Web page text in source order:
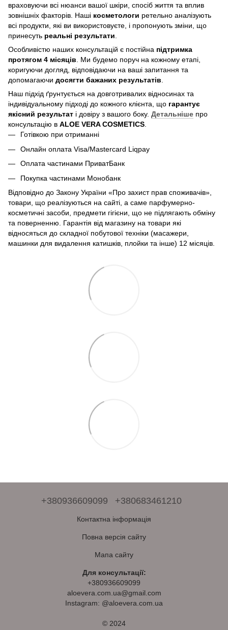
враховуючи всі нюанси вашої шкіри, спосіб життя та вплив
зовнішніх факторів. Наші косметологи ретельно аналізують
всі продукти, які ви використовуєте, і пропонують зміни, що
принесуть реальні результати.
Особливістю наших консультацій є постійна підтримка
протягом 4 місяців. Ми будемо поруч на кожному етапі,
коригуючи догляд, відповідаючи на ваші запитання та
допомагаючи досягти бажаних результатів.
Наш підхід ґрунтується на довготривалих відносинах та
індивідуальному підході до кожного клієнта, що гарантує
якісний результат і довіру з вашого боку. Детальніше про
консультацію в ALOE VERA COSMETICS.
Готівкою при отриманні
Онлайн оплата Visa/Mastercard Liqpay
Оплата частинами ПриватБанк
Покупка частинами Монобанк
Відповідно до Закону України «Про захист прав споживачів»,
товари, що реалізуються на сайті, а саме парфумерно-
косметичні засоби, предмети гігієни, що не підлягають обміну
та поверненню. Гарантія від магазину на товари які
відносяться до складної побутової техніки (масажери,
машинки для видалення катишків, плойки та інше) 12 місяців.
+380936609099 +380683461210
Контактна інформація
Повна версія сайту
Мапа сайту
Для консультації:
+380936609099
aloevera.com.ua@gmail.com
Instagram: @aloevera.com.ua
© 2024